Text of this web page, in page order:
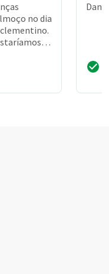
no dia
clementino.